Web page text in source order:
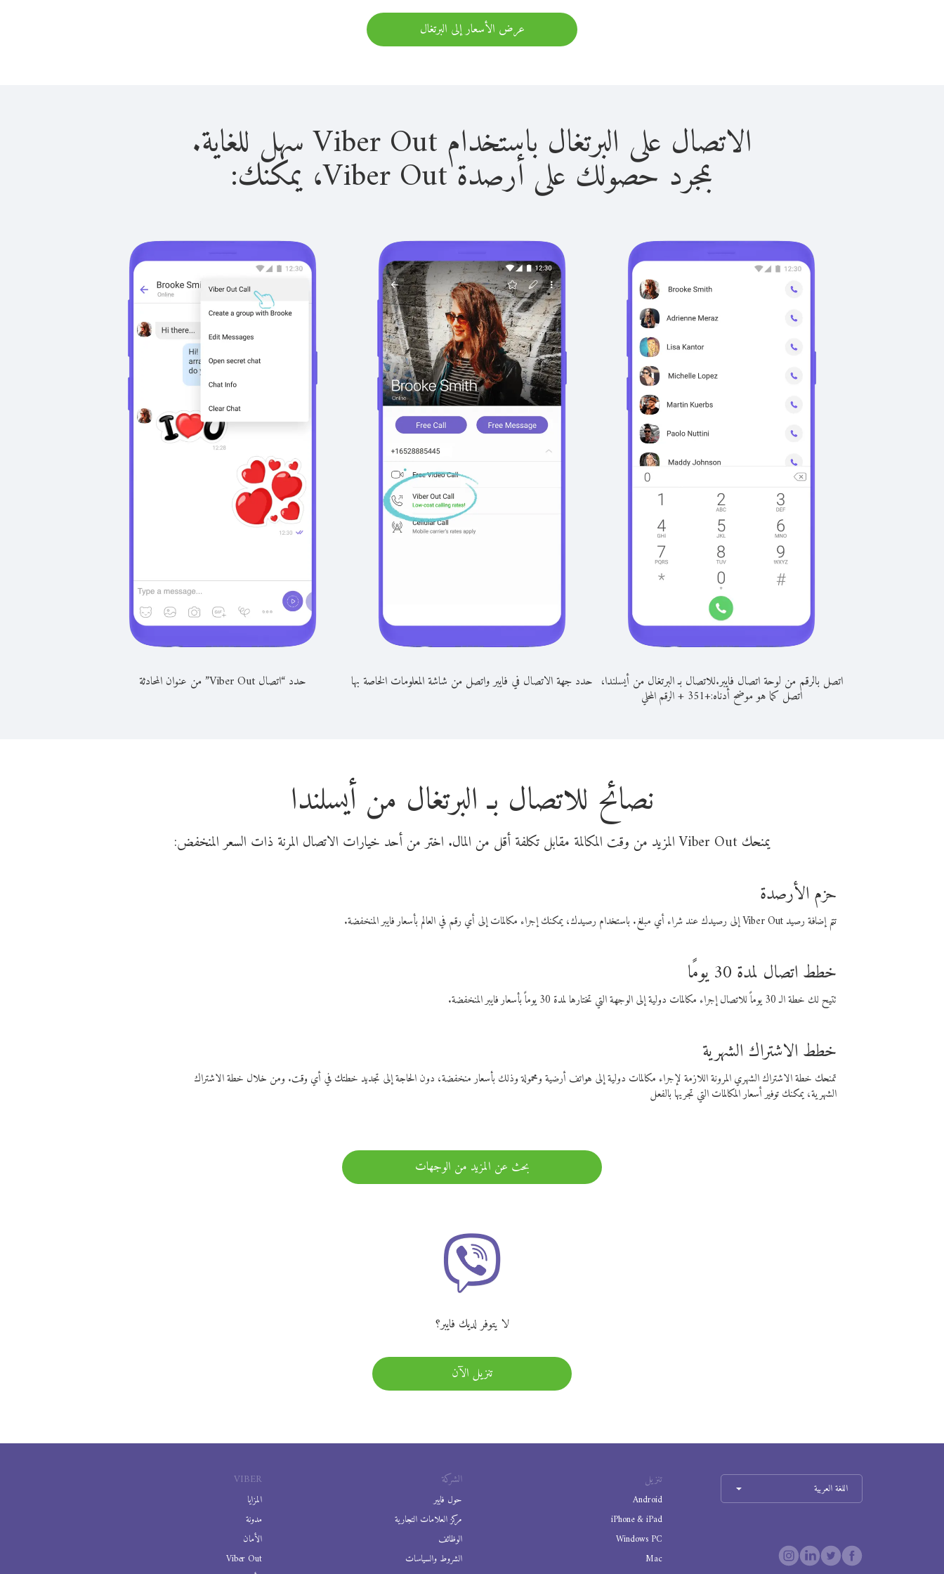
عرض الأسعار إلى البرتغال
الاتصال على البرتغال باستخدام Viber Out سهل للغاية.
بمجرد حصولك على أرصدة Viber Out، يمكنك:
اتصل بالرقم من لوحة اتصال فايبر.للاتصال بـ البرتغال من أيسلندا،
اتصل كما هو موضح أدناه:+
351
+الرقم المحلي
حدد جهة الاتصال في فايبر واتصل من شاشة المعلومات الخاصة بها حدد “اتصال Viber Out” من عنوان المحادثة
نصائح للاتصال بـ البرتغال من أيسلندا
يمنحك Viber Out المزيد من وقت المكالمة مقابل تكلفة أقل من المال. اختر من أحد خيارات الاتصال المرنة ذات السعر المنخفض:
حزم الأرصدة
تتم إضافة رصيد Viber Out إلى رصيدك عند شراء أي مبلغ. باستخدام رصيدك، يمكنك إجراء مكالمات إلى أي رقم في العالم بأسعار فايبر المنخفضة.
خطط اتصال لمدة 30 يومًا
تتيح لك خطة الـ 30 يوماً للاتصال إجراء مكالمات دولية إلى الوجهة التي تختارها لمدة 30 يوماً بأسعار فايبر المنخفضة.
خطط الاشتراك الشهرية
تمنحك خطة الاشتراك الشهري المرونة اللازمة لإجراء مكالمات دولية إلى هواتف أرضية ومحمولة وذلك بأسعار منخفضة، دون الحاجة إلى تجديد خطتك في أي وقت. ومن خلال خطة الاشتراك
الشهرية، يمكنك توفير أسعار المكالمات التي تجريها بالفعل
بحث عن المزيد من الوجهات
لا يتوفر لديك فايبر؟
تنزيل الآن
VIBER
المزايا
مدونة
الأمان
Viber Out
الشركة
حول فايبر
مركز العلامات التجارية
الوظائف
الشروط والسياسات
تنزيل
Android
iPhone & iPad
Windows PC
Mac
اللغة العربية